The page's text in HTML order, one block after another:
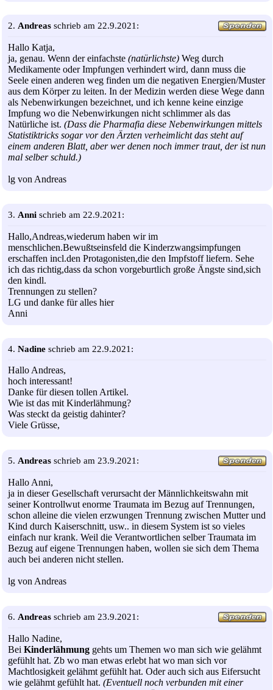
2. Andreas schrieb am 22.9.2021:
Hallo Katja,
ja, genau. Wenn der einfachste (natürlichste) Weg durch
Medikamente oder Impfungen verhindert wird, dann muss die
Seele einen anderen weg finden um die negativen Energien/Muster
aus dem Körper zu leiten. In der Medizin werden diese Wege dann
als Nebenwirkungen bezeichnet, und ich kenne keine einzige
Impfung wo die Nebenwirkungen nicht schlimmer als das
Natürliche ist. (Dass die Pharmafia diese Nebenwirkungen mittels
Statistiktricks sogar vor den Ärzten verheimlicht das steht auf
einem anderen Blatt, aber wer denen noch immer traut, der ist nun
mal selber schuld.)
lg von Andreas
3. Anni schrieb am 22.9.2021:
Hallo,Andreas,wiederum haben wir im
menschlichen.Bewußtseinsfeld die Kinderzwangsimpfungen
erschaffen incl.den Protagonisten,die den Impfstoff liefern. Sehe
ich das richtig,dass da schon vorgeburtlich große Ängste sind,sich
den kindl.
Trennungen zu stellen?
LG und danke für alles hier
Anni
4. Nadine schrieb am 22.9.2021:
Hallo Andreas,
hoch interessant!
Danke für diesen tollen Artikel.
Wie ist das mit Kinderlähmung?
Was steckt da geistig dahinter?
Viele Grüsse,
5. Andreas schrieb am 23.9.2021:
Hallo Anni,
ja in dieser Gesellschaft verursacht der Männlichkeitswahn mit
seiner Kontrollwut enorme Traumata im Bezug auf Trennungen,
schon alleine die vielen erzwungen Trennung zwischen Mutter und
Kind durch Kaiserschnitt, usw.. in diesem System ist so vieles
einfach nur krank. Weil die Verantwortlichen selber Traumata im
Bezug auf eigene Trennungen haben, wollen sie sich dem Thema
auch bei anderen nicht stellen.
lg von Andreas
6. Andreas schrieb am 23.9.2021:
Hallo Nadine,
Bei Kinderlähmung gehts um Themen wo man sich wie gelähmt
gefühlt hat. Zb wo man etwas erlebt hat wo man sich vor
Machtlosigkeit gelähmt gefühlt hat. Oder auch sich aus Eifersucht
wie gelähmt gefühlt hat. (Eventuell noch verbunden mit einer